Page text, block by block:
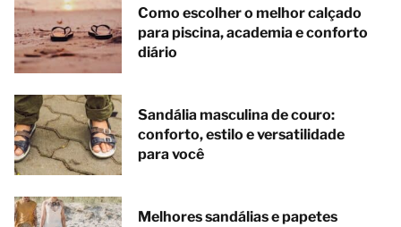
Como escolher o melhor calçado
para piscina, academia e conforto
diário
Sandália masculina de couro:
conforto, estilo e versatilidade
para você
Melhores sandálias e papetes